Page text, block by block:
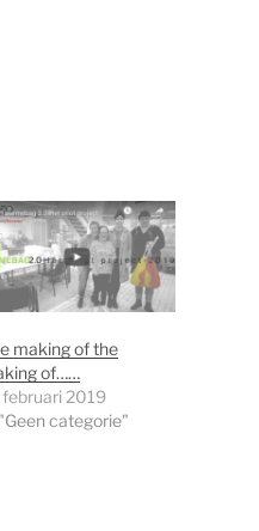
making of the
of……
februari 2019
categorie"